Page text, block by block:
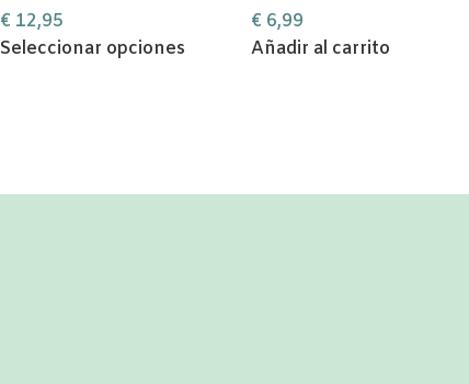
€ 12,95
Seleccionar opciones
€ 6,99
Añadir al carrito